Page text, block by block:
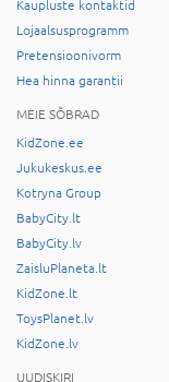
Kaupluste kontaktid
Lojaalsusprogramm
Pretensioonivorm
Hea hinna garantii
MEIE SÕBRAD
KidZone.ee
Jukukeskus.ee
Kotryna Group
BabyCity.lt
BabyCity.lv
ZaisluPlaneta.lt
KidZone.lt
ToysPlanet.lv
KidZone.lv
UUDISKIRI